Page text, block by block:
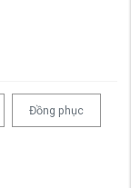
Đồng phục